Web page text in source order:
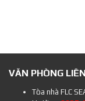
VĂN PHÒNG
Tòa nhà FLC